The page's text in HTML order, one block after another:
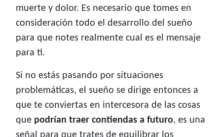
muerte y dolor. Es necesario que tomes en
consideración todo el desarrollo del sueño
para que notes realmente cual es el mensaje
para ti.
Si no estás pasando por situaciones
problemáticas, el sueño se dirige entonces a
que te conviertas en intercesora de las cosas
que podrían traer contiendas a futuro, es una